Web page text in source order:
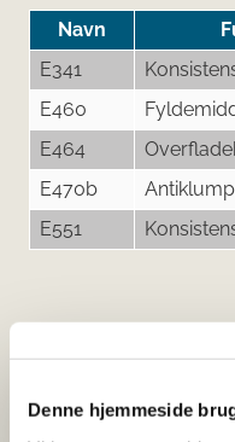
Denne hjemmeside
Navn
E341
E460
E464
E470b
E551
Her kan du
du har søgt på